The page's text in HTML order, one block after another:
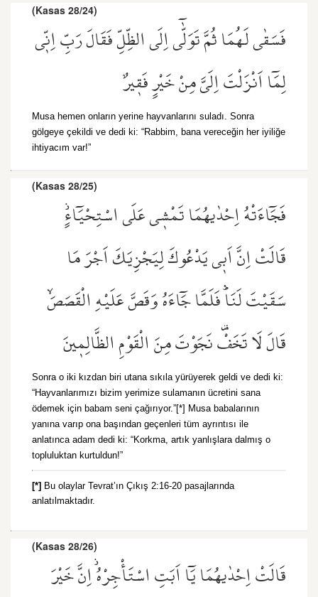
(Kasas 28/24)
فَسَقٰى لَهُمَا ثُمَّ تَوَلّٰٓى اِلَى الظِّلِّ فَقَالَ رَبِّ اِنّ۪ي
لِمَٓا اَنْزَلْتَ اِلَيَّ مِنْ خَيْرٍ فَق۪يرٌ
Musa hemen onların yerine hayvanlarını suladı. Sonra
gölgeye çekildi ve dedi ki: “Rabbim, bana vereceğin her iyiliğe
ihtiyacım var!”
(Kasas 28/25)
فَجَٓاءَتْهُ اِحْدٰيهُمَا تَمْش۪ي عَلَى اسْتِحْيَٓاءٍۘ
قَالَتْ اِنَّ اَب۪ي يَدْعُوكَ لِيَجْزِيَكَ اَجْرَ مَا
سَقَيْتَ لَنَاۜ فَلَمَّا جَٓاءَهُ وَقَصَّ عَلَيْهِ الْقَصَصَۙ
قَالَ لَا تَخَفْ۠ نَجَوْتَ مِنَ الْقَوْمِ الظَّالِم۪ينَ
Sonra o iki kızdan biri utana sıkıla yürüyerek geldi ve dedi ki:
“Hayvanlarımızı bizim yerimize sulamanın ücretini sana
ödemek için babam seni çağırıyor.”[*] Musa babalarının
yanına varıp ona başından geçenleri tüm ayrıntısı ile
anlatınca adam dedi ki: “Korkma, artık yanlışlara dalmış o
topluluktan kurtuldun!”
[*] Bu olaylar Tevrat’ın Çıkış 2:16-20 pasajlarında
anlatılmaktadır.
(Kasas 28/26)
قَالَتْ اِحْدٰيهُمَا يَٓا اَبَتِ اسْتَأْجِرْهُۘ اِنَّ خَيْرَ